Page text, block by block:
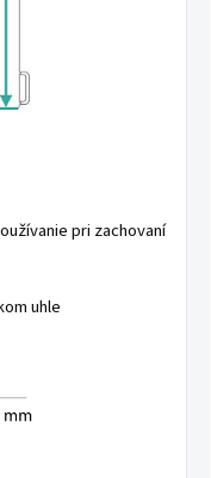
pri zachovaní
uhle